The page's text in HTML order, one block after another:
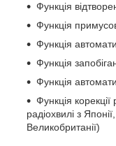
Функція
Функція
Функція
Функція
Функція
Функція
радіохвилі з
Великобританії)